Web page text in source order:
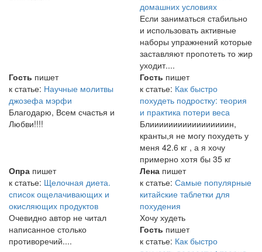
домашних условиях
Если заниматься стабильно
и использовать активные
наборы упражнений которые
заставляют пропотеть то жир
уходит....
Гость пишет
к статье: Научные молитвы
джозефа мэрфи
Благодарю, Всем счастья и
Любви!!!!
Гость пишет
к статье: Как быстро
похудеть подростку: теория
и практика потери веса
Блииииииииииииииииин,
кранты,я не могу похудеть у
меня 42.6 кг , а я хочу
примерно хотя бы 35 кг
Опра пишет
к статье: Щелочная диета.
список ощелачивающих и
окисляющих продуктов
Очевидно автор не читал
написанное столько
противоречий....
Лена пишет
к статье: Самые популярные
китайские таблетки для
похудения
Хочу худеть
Гость пишет
к статье: Как быстро